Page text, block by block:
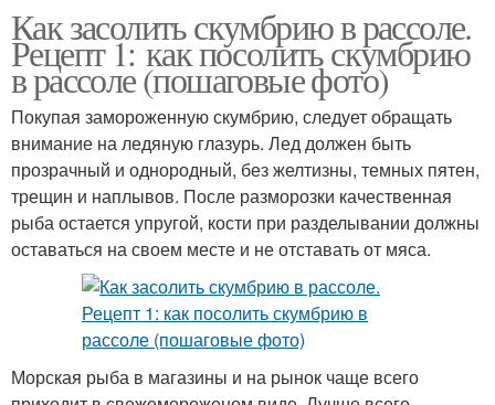
Как засолить скумбрию в рассоле.
Рецепт 1: как посолить скумбрию
в рассоле (пошаговые фото)
Покупая замороженную скумбрию, следует обращать
внимание на ледяную глазурь. Лед должен быть
прозрачный и однородный, без желтизны, темных пятен,
трещин и наплывов. После разморозки качественная
рыба остается упругой, кости при разделывании должны
оставаться на своем месте и не отставать от мяса.
Морская рыба в магазины и на рынок чаще всего